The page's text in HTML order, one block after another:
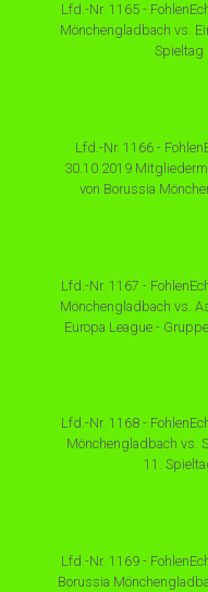
Lfd.-Nr. 1165 -
Mönchengladbach vs.
Spieltag
Lfd.-Nr. 1166 -
30.10.2019
von Borussia
Lfd.-Nr. 1167 -
Mönchengladbach vs.
Europa League -
Lfd.-Nr. 1168 -
Mönchengladbach vs.
11.
Lfd.-Nr. 1169 -
Borussia